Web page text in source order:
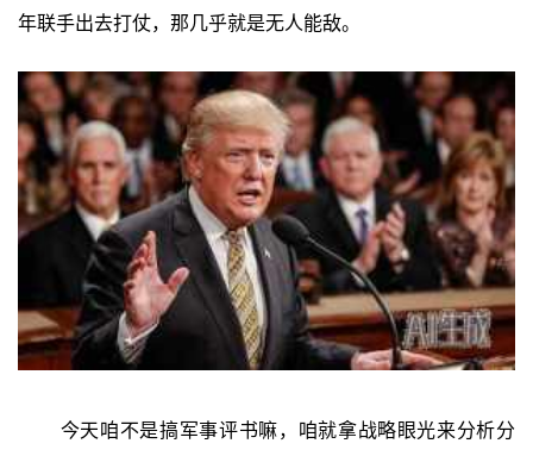
年联手出去打仗，那几乎就是无人能敌。
今天咱不是搞军事评书嘛，咱就拿战略眼光来分析分